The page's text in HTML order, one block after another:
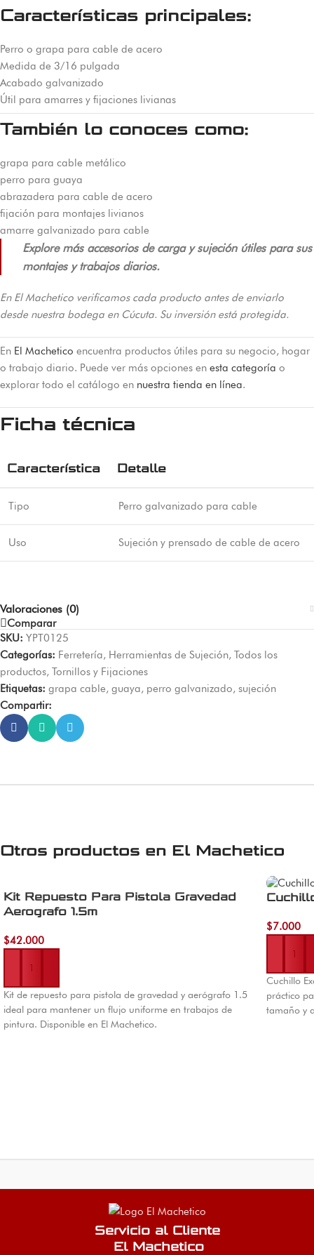
Características principales:
Perro o grapa para cable de acero
Medida de 3/16 pulgada
Acabado galvanizado
Útil para amarres y fijaciones livianas
También lo conoces como:
grapa para cable metálico
perro para guaya
abrazadera para cable de acero
fijación para montajes livianos
amarre galvanizado para cable
Explore más accesorios de carga y sujeción útiles para sus
montajes y trabajos diarios.
En El Machetico verificamos cada producto antes de enviarlo
desde nuestra bodega en Cúcuta. Su inversión está protegida.
En El Machetico encuentra productos útiles para su negocio, hogar
o trabajo diario. Puede ver más opciones en esta categoría o
explorar todo el catálogo en nuestra tienda en línea.
Ficha técnica
Característica Detalle
Tipo Perro galvanizado para cable
Uso Sujeción y prensado de cable de acero
Valoraciones (0)
Comparar
SKU: YPT0125
Categorías: Ferretería, Herramientas de Sujeción, Todos los
productos, Tornillos y Fijaciones
Etiquetas: grapa cable, guaya, perro galvanizado, sujeción
Compartir:
Otros productos en El Machetico
Kit Repuesto Para Pistola Gravedad
Aerografo 1.5m
$42.000
Añadir al carrito
Kit de repuesto para pistola de gravedad y aerógrafo 1.5
ideal para mantener un flujo uniforme en trabajos de
pintura. Disponible en El Machetico.
$7.000
Añadir al
Cuchillo
práctico
tamaño y
Servicio al Cliente
El Machetico